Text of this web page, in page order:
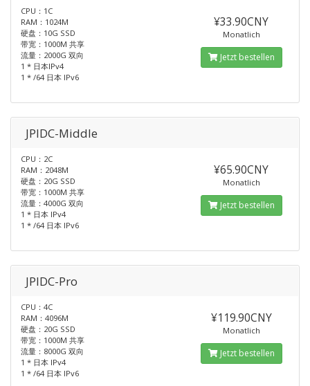
CPU：1C
RAM：1024M
硬盘：10G SSD
带宽：1000M 共享
流量：2000G 双向
1 * 日本IPv4
1 * /64 日本 IPv6
¥33.90CNY
Monatlich
Jetzt bestellen
JPIDC-Middle
CPU：2C
RAM：2048M
硬盘：20G SSD
带宽：1000M 共享
流量：4000G 双向
1 * 日本 IPv4
1 * /64 日本 IPv6
¥65.90CNY
Monatlich
Jetzt bestellen
JPIDC-Pro
CPU：4C
RAM：4096M
硬盘：20G SSD
带宽：1000M 共享
流量：8000G 双向
1 * 日本 IPv4
1 * /64 日本 IPv6
¥119.90CNY
Monatlich
Jetzt bestellen